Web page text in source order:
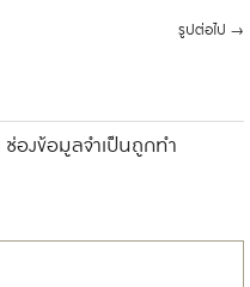
รูปต่อไป →
ช่องข้อมูลจำเป็นถูกทำ